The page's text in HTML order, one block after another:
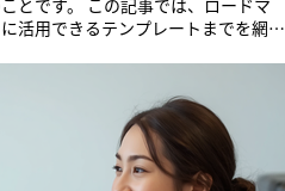
ビゲーターが加わることで、自社の
、ご興味をお持ちいただけました
お気軽にご連絡ください。
」は、人的資本経営を実現する
ネジメントシステム）です。経営層
する指標をさまざまな切り口から可
して一目でわかりやすく表示。ま
」は、AIとの双方向ロープレを通
を育成する対話型トレーニングツー
て心理的安全性を確保しながら、成
す。 これまで主眼としてきた営業
では上司・部下間のマネジメント・
日本語トレーニング、海外赴任者の
求められるあらゆるビジネスシーン
リオも評価基準も組織ごとに自由に